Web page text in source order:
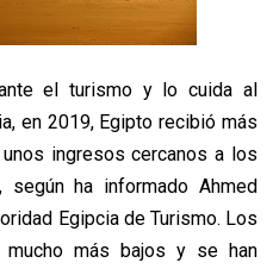
el turismo y lo cuida al
en 2019, Egipto recibió más
ingresos cercanos a los
ha informado Ahmed
Egipcia de Turismo. Los
más bajos y se han